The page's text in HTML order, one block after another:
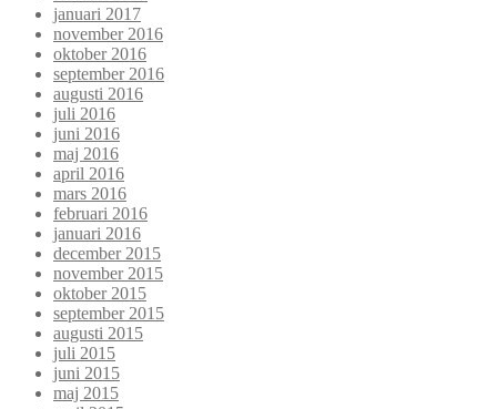
januari 2017
november 2016
oktober 2016
september 2016
augusti 2016
juli 2016
juni 2016
maj 2016
april 2016
mars 2016
februari 2016
januari 2016
december 2015
november 2015
oktober 2015
september 2015
augusti 2015
juli 2015
juni 2015
maj 2015